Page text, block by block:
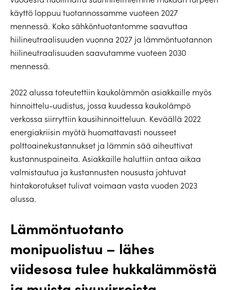
käyttö loppuu tuotannossamme vuoteen 2027
mennessä. Koko sähköntuotantomme saavuttaa
hiilineutraalisuuden vuonna 2027 ja lämmöntuotannon
hiilineutraalisuuden saavutamme vuoteen 2030
mennessä.
2022 alussa toteutettiin kaukolämmön asiakkaille myös
hinnoittelu-uudistus, jossa kuudessa kaukolämpö
verkossa siirryttiin kausihinnoitteluun. Keväällä 2022
energiakriisin myötä huomattavasti nousseet
polttoainekustannukset ja lämmin sää aiheuttivat
kustannuspaineita. Asiakkaille haluttiin antaa aikaa
valmistautua ja kustannusten noususta johtuvat
hintakorotukset tulivat voimaan vasta vuoden 2023
alussa.
Lämmöntuotanto
monipuolistuu – lähes
viidesosa tulee hukkalämmöstä